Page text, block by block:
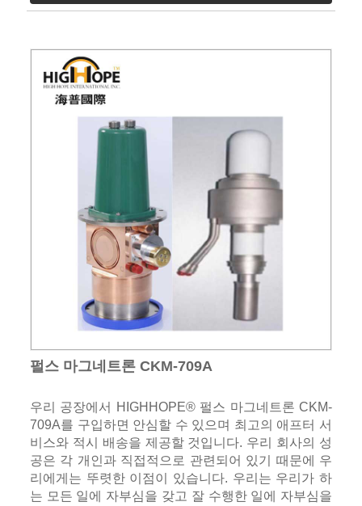
펄스 마그네트론 CKM-709A
우리 공장에서 HIGHHOPE® 펄스 마그네트론 CKM-
709A를 구입하면 안심할 수 있으며 최고의 애프터 서
비스와 적시 배송을 제공할 것입니다. 우리 회사의 성
공은 각 개인과 직접적으로 관련되어 있기 때문에 우
리에게는 뚜렷한 이점이 있습니다. 우리는 우리가 하
는 모든 일에 자부심을 갖고 잘 수행한 일에 자부심을